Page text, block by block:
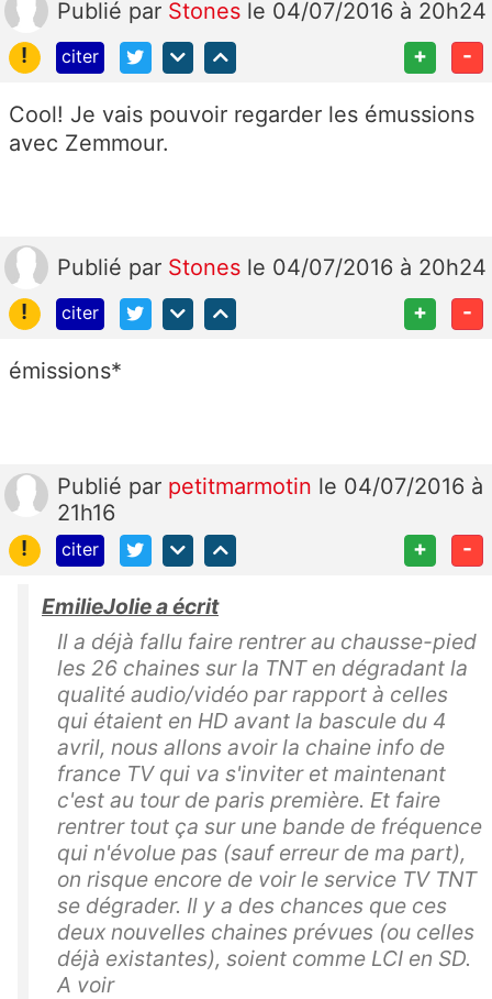
Publié par Stones le 04/07/2016 à 20h24
!
citer + -
Cool! Je vais pouvoir regarder les émussions
avec Zemmour.
Publié par Stones le 04/07/2016 à 20h24
!
citer + -
émissions*
Publié par petitmarmotin le 04/07/2016 à
21h16
!
citer + -
EmilieJolie a écrit
Il a déjà fallu faire rentrer au chausse-pied
les 26 chaines sur la TNT en dégradant la
qualité audio/vidéo par rapport à celles
qui étaient en HD avant la bascule du 4
avril, nous allons avoir la chaine info de
france TV qui va s'inviter et maintenant
c'est au tour de paris première. Et faire
rentrer tout ça sur une bande de fréquence
qui n'évolue pas (sauf erreur de ma part),
on risque encore de voir le service TV TNT
se dégrader. Il y a des chances que ces
deux nouvelles chaines prévues (ou celles
déjà existantes), soient comme LCI en SD.
A voir